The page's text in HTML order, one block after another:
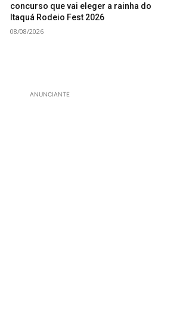
concurso que vai eleger a rainha do
Itaquá Rodeio Fest 2026
08/08/2026
ANUNCIANTE